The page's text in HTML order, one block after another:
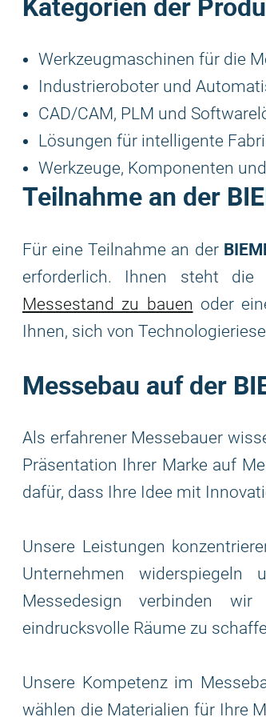
Werkzeugmaschinen für die
Industrieroboter und
CAD/CAM, PLM und
Lösungen für intelligente
Werkzeuge, Komponenten
Teilnahme an der
Für eine Teilnahme an der
erforderlich. Ihnen steht die
Messestand zu bauen oder
Ihnen, sich von
Messebau auf der
Als erfahrener Messebauer
Präsentation Ihrer Marke auf
dafür, dass Ihre Idee mit
Unsere Leistungen
Unternehmen
Messedesign verbinden
eindrucksvolle Räume zu
Unsere Kompetenz im
wählen die Materialien für Ihre